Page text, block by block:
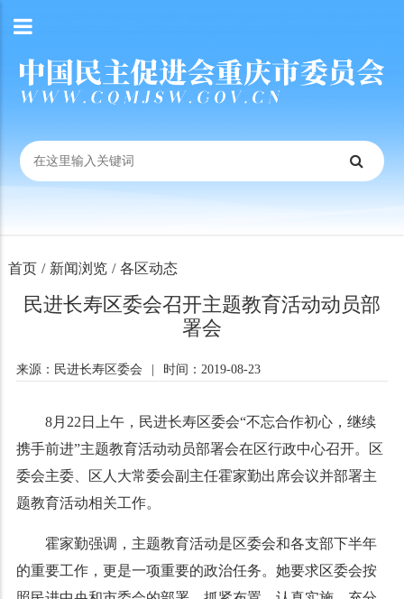
首页 / 新闻浏览 / 各区动态
民进长寿区委会召开主题教育活动动员部
署会
来源：民进长寿区委会 时间：2019-08-23
8月22日上午，民进长寿区委会“不忘合作初心，继续
携手前进”主题教育活动动员部署会在区行政中心召开。区
委会主委、区人大常委会副主任霍家勤出席会议并部署主
题教育活动相关工作。
霍家勤强调，主题教育活动是区委会和各支部下半年
的重要工作，更是一项重要的政治任务。她要求区委会按